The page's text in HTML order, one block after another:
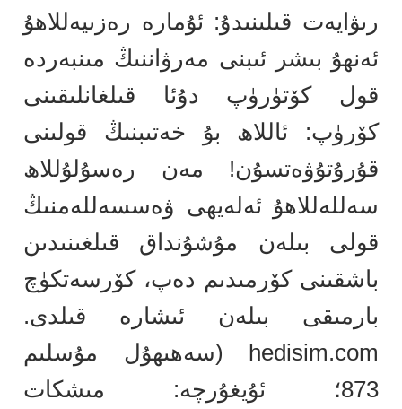
رىۋايەت قىلىنىدۇ: ئۇمارە رەزىيەللاھۇ
ئەنھۇ بىشر ئىبنى مەرۋاننىڭ مىنبەردە
قول كۆتۈرۈپ دۇئا قىلغانلىقىنى
كۆرۈپ: ئاللاھ بۇ خەتىبنىڭ قولىنى
قۇرۇتۇۋەتسۇن! مەن رەسۇلۇللاھ
سەللەللاھۇ ئەلەيھى ۋەسسەللەمنىڭ
قولى بىلەن مۇشۇنداق قىلغىنىدىن
باشقىنى كۆرمىدىم دەپ، كۆرسەتكۈچ
بارمىقى بىلەن ئىشارە قىلدى.
hedisim.com (سەھىھۇل مۇسلىم
873؛ ئۇيغۇرچە: مىشكات